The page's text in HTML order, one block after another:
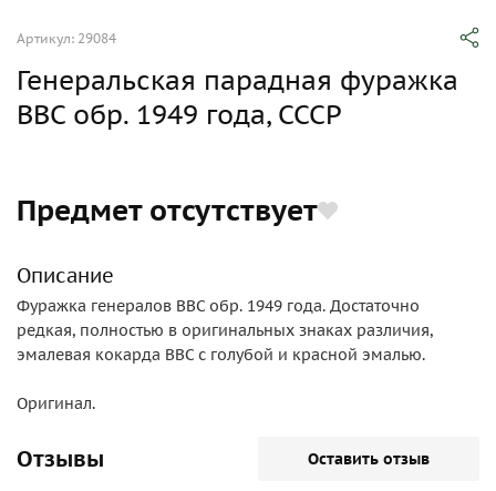
Артикул: 29084
Генеральская парадная фуражка
ВВС обр. 1949 года, СССР
Предмет отсутствует
Описание
Фуражка генералов ВВС обр. 1949 года. Достаточно
редкая, полностью в оригинальных знаках различия,
эмалевая кокарда ВВС с голубой и красной эмалью.
Оригинал.
Отзывы Оставить отзыв